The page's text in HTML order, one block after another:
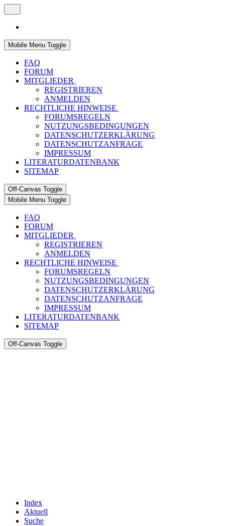
Mobile Menu Toggle
FAQ
FORUM
MITGLIEDER
REGISTRIEREN
ANMELDEN
RECHTLICHE HINWEISE
FORUMSREGELN
NUTZUNGSBEDINGUNGEN
DATENSCHUTZERKLÄRUNG
DATENSCHUTZANFRAGE
IMPRESSUM
LITERATURDATENBANK
SITEMAP
Off-Canvas Toggle
Mobile Menu Toggle
FAQ
FORUM
MITGLIEDER
REGISTRIEREN
ANMELDEN
RECHTLICHE HINWEISE
FORUMSREGELN
NUTZUNGSBEDINGUNGEN
DATENSCHUTZERKLÄRUNG
DATENSCHUTZANFRAGE
IMPRESSUM
LITERATURDATENBANK
SITEMAP
Off-Canvas Toggle
Index
Aktuell
Suche